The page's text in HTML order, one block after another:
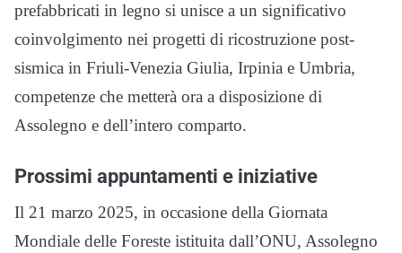
prefabbricati in legno si unisce a un significativo
coinvolgimento nei progetti di ricostruzione post-
sismica in Friuli-Venezia Giulia, Irpinia e Umbria,
competenze che metterà ora a disposizione di
Assolegno e dell’intero comparto.
Prossimi appuntamenti e iniziative
Il 21 marzo 2025, in occasione della Giornata
Mondiale delle Foreste istituita dall’ONU, Assolegno